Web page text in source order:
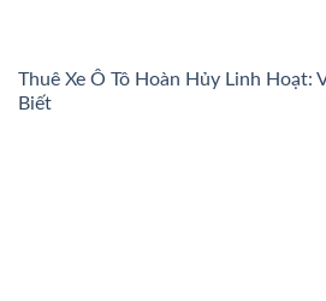
Thuê Xe Ô Tô Hoàn Hủy Linh Hoạt:
Biết